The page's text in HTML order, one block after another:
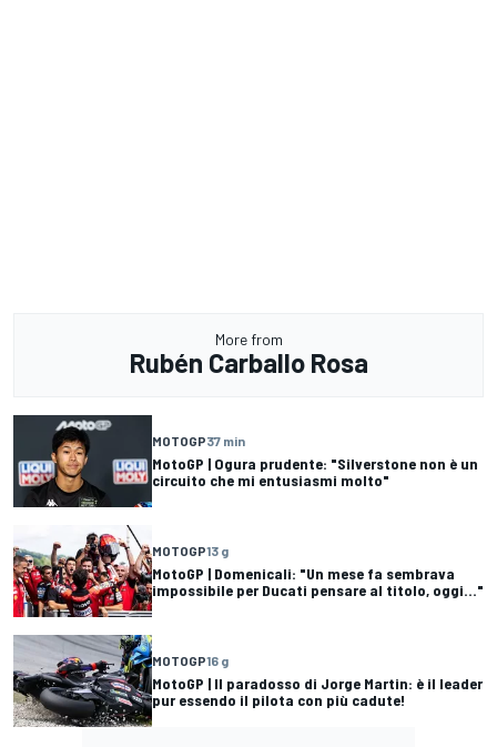
More from
Rubén Carballo Rosa
MOTOGP37 min
MotoGP | Ogura prudente: "Silverstone non è un
circuito che mi entusiasmi molto"
MOTOGP13 g
MotoGP | Domenicali: "Un mese fa sembrava
impossibile per Ducati pensare al titolo, oggi..."
MOTOGP16 g
MotoGP | Il paradosso di Jorge Martin: è il leader
pur essendo il pilota con più cadute!